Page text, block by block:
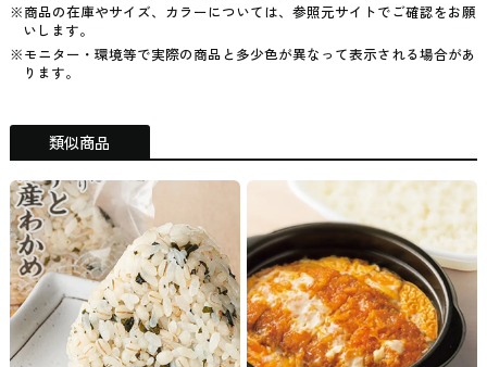
※商品の在庫やサイズ、カラーについては、参照元サイトでご確認をお願
いします。
※モニター・環境等で実際の商品と多少色が異なって表示される場合があ
ります。
類似商品